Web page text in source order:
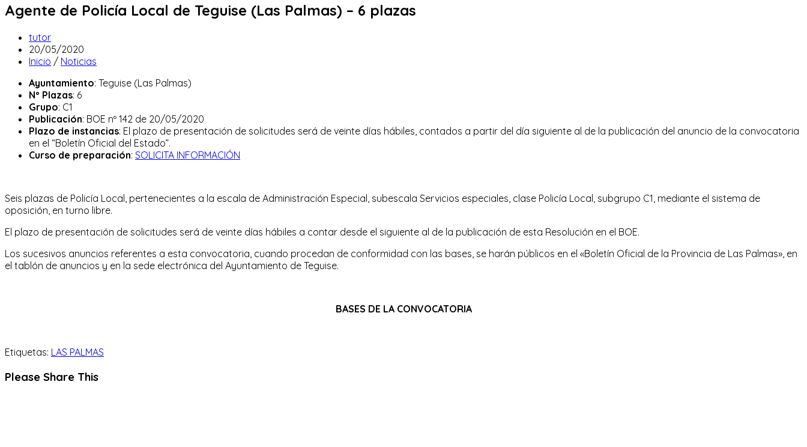
Agente de Policía Local de Teguise (Las Palmas) – 6 plazas
Autor
de
la
tutor
Publicación
de
entrada:
20/05/2020
Categoría
la
entrada:
Inicio / Noticias
Ayuntamiento: Teguise (Las Palmas)
Nº Plazas: 6
Grupo: C1
Publicación: BOE nº 142 de 20/05/2020
Plazo de instancias: El plazo de presentación de solicitudes será de veinte días hábiles, contados a partir del día siguiente al de la publicación del anuncio de la convocatoria
en el “Boletín Oficial del Estado”.
Curso de preparación: SOLICITA INFORMACIÓN
Seis plazas de Policía Local, pertenecientes a la escala de Administración Especial, subescala Servicios especiales, clase Policía Local, subgrupo C1, mediante el sistema de
oposición, en turno libre.
El plazo de presentación de solicitudes será de veinte días hábiles a contar desde el siguiente al de la publicación de esta Resolución en el BOE.
Los sucesivos anuncios referentes a esta convocatoria, cuando procedan de conformidad con las bases, se harán públicos en el «Boletín Oficial de la Provincia de Las Palmas», en
el tablón de anuncios y en la sede electrónica del Ayuntamiento de Teguise.
BASES DE LA CONVOCATORIA
Etiquetas: LAS PALMAS
Please Share ThisCompartir